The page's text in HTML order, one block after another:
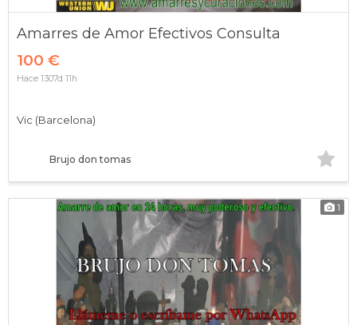
Amarres de Amor Efectivos Consulta
100 €
Brujo don tomas
Vic (Barcelona)
Hace 1307d 11h
1